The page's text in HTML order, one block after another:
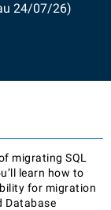
24/07/26)
migrating SQL
learn how to
for migration
Database